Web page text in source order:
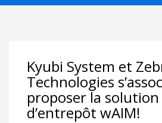
Kyubi System et
Technologies
proposer la
d’entrepôt wAIM!